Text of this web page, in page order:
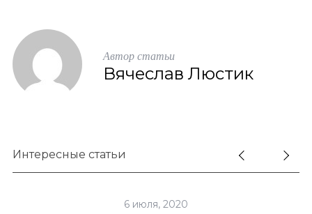
Автор статьи
Вячеслав Люстик
Интересные статьи
6 июля, 2020